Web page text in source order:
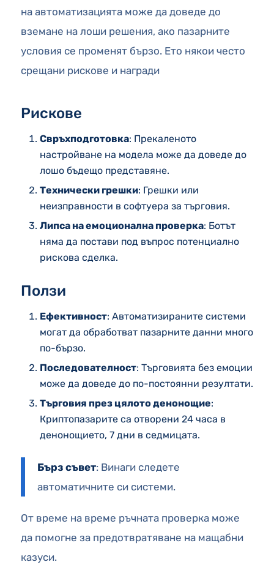
на автоматизацията може да доведе до
вземане на лоши решения, ако пазарните
условия се променят бързо. Ето някои често
срещани рискове и награди
Рискове
Свръхподготовка: Прекаленото
настройване на модела може да доведе до
лошо бъдещо представяне.
Технически грешки: Грешки или
неизправности в софтуера за търговия.
Липса на емоционална проверка: Ботът
няма да постави под въпрос потенциално
рискова сделка.
Ползи
Ефективност: Автоматизираните системи
могат да обработват пазарните данни много
по-бързо.
Последователност: Търговията без емоции
може да доведе до по-постоянни резултати.
Търговия през цялото денонощие:
Криптопазарите са отворени 24 часа в
денонощието, 7 дни в седмицата.
Бърз съвет: Винаги следете
автоматичните си системи.
От време на време ръчната проверка може
да помогне за предотвратяване на мащабни
казуси.